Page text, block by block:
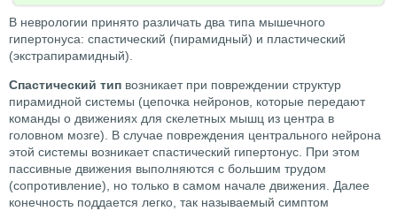
В неврологии принято различать два типа мышечного
гипертонуса: спастический (пирамидный) и пластический
(экстрапирамидный).
Спастический тип возникает при повреждении структур
пирамидной системы (цепочка нейронов, которые передают
команды о движениях для скелетных мышц из центра в
головном мозге). В случае повреждения центрального нейрона
этой системы возникает спастический гипертонус. При этом
пассивные движения выполняются с большим трудом
(сопротивление), но только в самом начале движения. Далее
конечность поддается легко, так называемый симптом